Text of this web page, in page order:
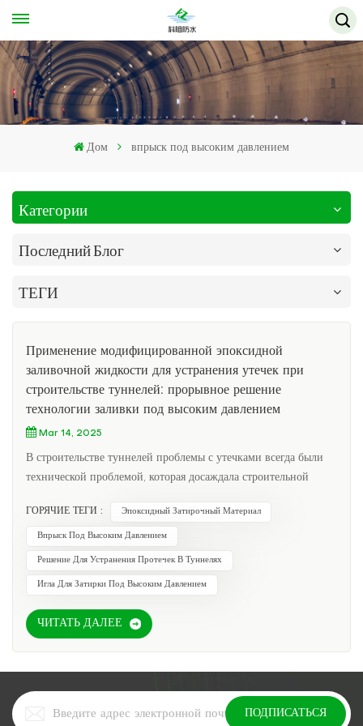
Дом впрыск под высоким давлением
Категории
Последний Блог
ТЕГИ
Применение модифицированной эпоксидной
заливочной жидкости для устранения утечек при
строительстве туннелей: прорывное решение
технологии заливки под высоким давлением
Mar 14, 2025
В строительстве туннелей проблемы с утечками всегда были
технической проблемой, которая досаждала строительной
выпущенная Nanjing KEZU, обеспечивает эффективное и
долгосрочное решение для ремонта утечек в туннелях
благодаря технологии заливки под высоким давлением и
способности проникновения в микротрещины 0,02 мм. Эта
традиционных методов ремонта, но и демонстрирует
превосходные эксплуатационные преимущества благодаря
цементации под высоким давлением 1. Технический
принципНанкин KEZU's Модифицированная эпоксидная
затирочная жидкость использует технологию затирки под
ГОРЯЧИЕ ТЕГИ : Эпоксидный Затирочный Материал
Впрыск Под Высоким Давлением
Решение Для Устранения Протечек В Туннелях
Игла Для Затирки Под Высоким Давлением
ЧИТАТЬ ДАЛЕЕ